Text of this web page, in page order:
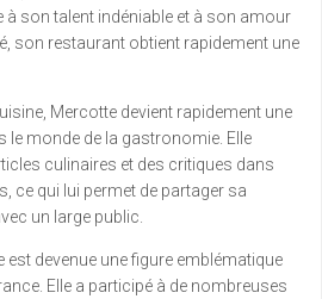
à son talent indéniable et à son amour
son restaurant obtient rapidement une
Mercotte devient rapidement une
le monde de la gastronomie. Elle
culinaires et des critiques dans
ce qui lui permet de partager sa
un large public.
est devenue une figure emblématique
Elle a participé à de nombreuses